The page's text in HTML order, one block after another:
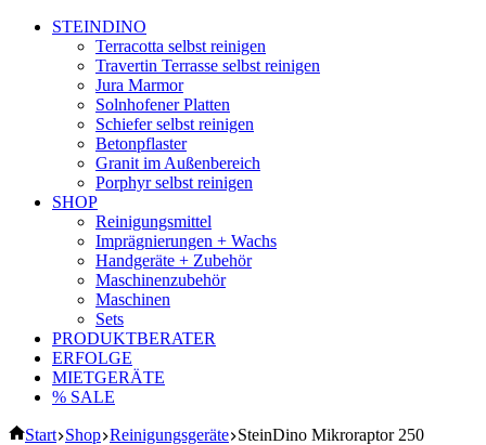
STEINDINO
Terracotta selbst reinigen
Travertin Terrasse selbst reinigen
Jura Marmor
Solnhofener Platten
Schiefer selbst reinigen
Betonpflaster
Granit im Außenbereich
Porphyr selbst reinigen
SHOP
Reinigungsmittel
Imprägnierungen + Wachs
Handgeräte + Zubehör
Maschinenzubehör
Maschinen
Sets
PRODUKTBERATER
ERFOLGE
MIETGERÄTE
% SALE
Start Shop Reinigungsgeräte SteinDino Mikroraptor 250